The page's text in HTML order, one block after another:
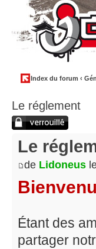
Index du forum ‹
Le réglement
Sujet verrouillé
Le
de Lidoneus
Étant des
partager